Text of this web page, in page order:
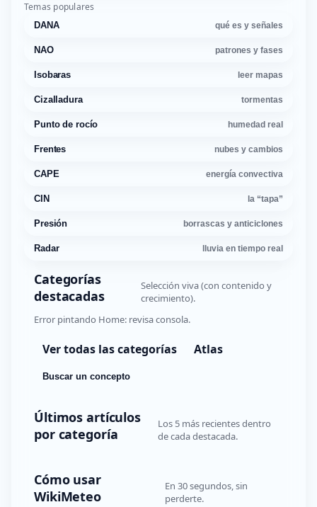
Temas populares
DANA qué es y señales
NAO patrones y fases
Isobaras leer mapas
Cizalladura tormentas
Punto de rocío humedad real
Frentes nubes y cambios
CAPE energía convectiva
CIN la “tapa”
Presión borrascas y anticiclones
Radar lluvia en tiempo real
Categorías
destacadas
Selección viva (con contenido y
crecimiento).
Error pintando Home: revisa consola.
Ver todas las categorías Atlas
Buscar un concepto
Últimos artículos
por categoría
Los 5 más recientes dentro
de cada destacada.
Cómo usar
WikiMeteo
En 30 segundos, sin
perderte.